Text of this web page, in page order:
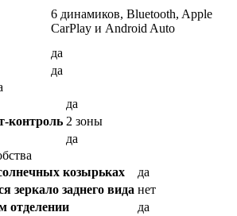
6 динамиков, Bluetooth, Apple
CarPlay и Android Auto
да
да
да
контроль 2 зоны
да
козырьках
да
зеркало заднего вида нет
отделении
да